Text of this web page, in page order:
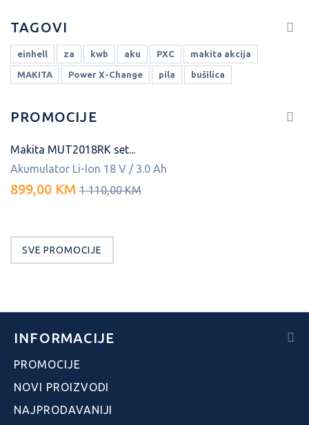
TAGOVI
einhell za kwb aku PXC makita akcija
MAKITA Power X-Change pila bušilica
PROMOCIJE
Makita MUT2018RK set...
Akumulator Li-Ion 18 V / 3.0 Ah
899,00 KM 1 110,00 KM
SVE PROMOCIJE
INFORMACIJE
PROMOCIJE
NOVI PROIZVODI
NAJPRODAVANIJI